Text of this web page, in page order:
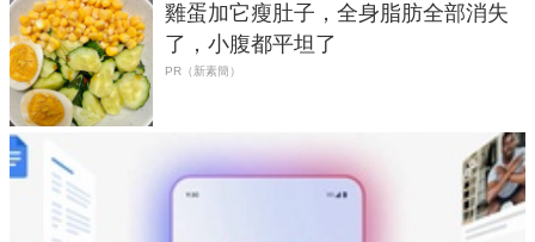
雞蛋加它瘦肚子，全身脂肪全部消失
了，小腹都平坦了
PR（新素簡）